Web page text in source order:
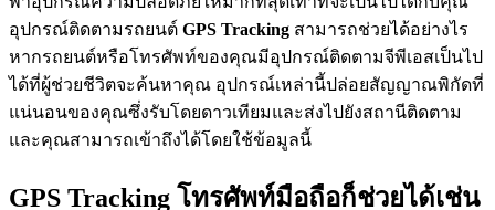
อุปกรณ์ติดตามรถยนต์ GPS Tracking สามารถช่วยได้อย่างไร
หากรถยนต์หรือโทรศัพท์ของคุณมีอุปกรณ์ติดตามจีพีเอสเป็นไป
ได้ที่ผู้ช่วยชีวิตจะค้นหาคุณ อุปกรณ์เหล่านี้ปล่อยสัญญาณพิกัดที่
แน่นอนของคุณซึ่งรับโดยดาวเทียมและส่งไปยังสถานีติดตาม
และคุณสามารถเข้าถึงได้โดยใช้ข้อมูลนี้
GPS Tracking โทรศัพท์มือถือก็ช่วยได้เช่น